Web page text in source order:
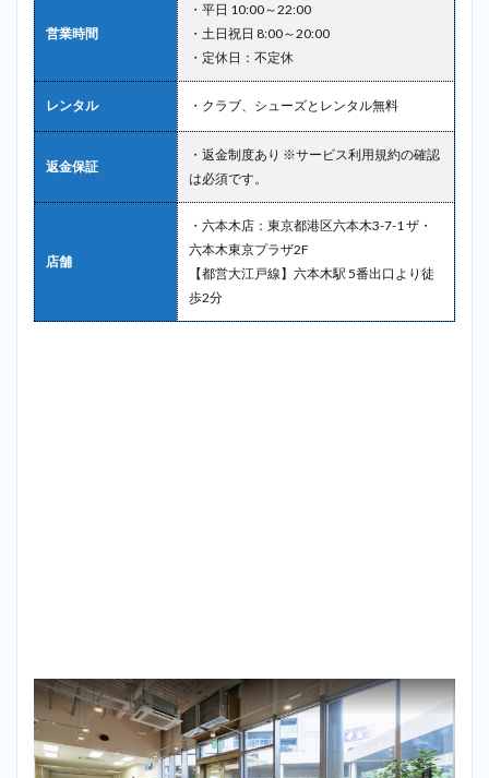
営業時間
・平日 10:00～22:00
・土日祝日 8:00～20:00
・定休日：不定休
レンタル ・クラブ、シューズとレンタル無料
返金保証
・返金制度あり ※サービス利用規約の確認
は必須です。
店舗
・六本木店：東京都港区六本木3-7-1 ザ・
六本木東京プラザ2F
【都営大江戸線】六本木駅 5番出口より徒
歩2分